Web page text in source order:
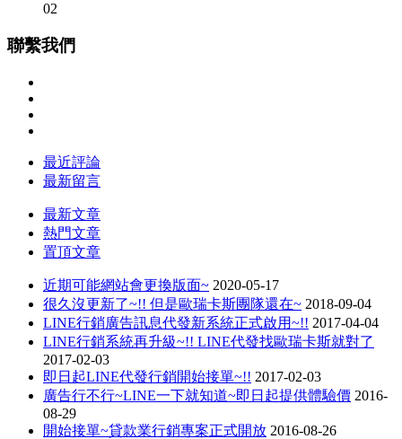
02
聯繫我們
最近評論
最新留言
最新文章
熱門文章
置頂文章
近期可能網站會更換版面~ 2020-05-17
很久沒更新了~!! 但是歐瑞卡斯團隊還在~ 2018-09-04
LINE行銷廣告訊息代發新系統正式啟用~!! 2017-04-04
LINE行銷系統再升級~!! LINE代發找歐瑞卡斯就對了
2017-02-03
即日起LINE代發行銷開始接單~!! 2017-02-03
廣告行不行~LINE一下就知道~即日起提供體驗價 2016-
08-29
開始接單~貸款業行銷專案正式開放 2016-08-26